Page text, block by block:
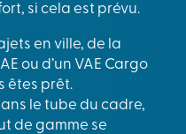
si cela est prévu.
en ville, de la
ou d’un VAE Cargo
êtes prêt.
le tube du cadre,
de gamme se